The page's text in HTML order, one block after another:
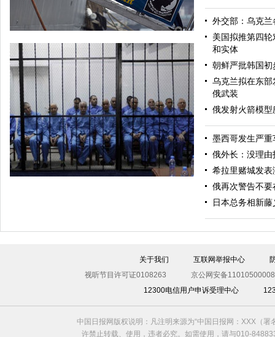
美军导弹驱逐舰抵达黑海旨在威慑俄罗斯
利比亚法庭开审卡扎菲政权高官
外交部：乌克
美国拟推第四
和实体
朝鲜严批韩国
乌克兰拟在东
俄武装
俄发射火箭模
墨西哥发生严
俄外长：没理
希拉里赌城发
俄再次警告不
日本总务相新
关于我们 互联网举报中心
视听节目许可证0108263
京公网安备
12300电信用户申诉受理中心
中国日报网版权说明：凡注明来源为“中国日报网：XXX（
许禁止转载、使用，违者必究。如需使用，请与010-